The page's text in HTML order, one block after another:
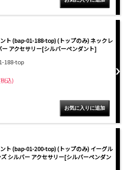
ト (bap-01-188-top) (トップのみ) ネックレ
ー アクセサリー[シルバーペンダント]
188-top
込)
ト (bap-01-200-top) (トップのみ) イーグル
シルバー アクセサリー[シルバーペンダン